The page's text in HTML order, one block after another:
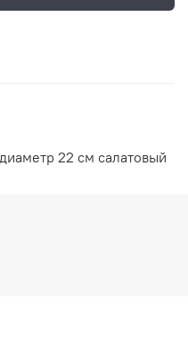
22 см салатовый